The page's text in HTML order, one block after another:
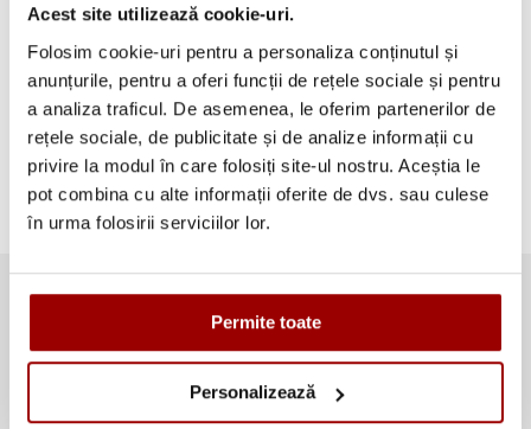
Acest site utilizează cookie-uri.
Folosim cookie-uri pentru a personaliza conținutul și
anunțurile, pentru a oferi funcții de rețele sociale și pentru
a analiza traficul. De asemenea, le oferim partenerilor de
rețele sociale, de publicitate și de analize informații cu
privire la modul în care folosiți site-ul nostru. Aceștia le
pot combina cu alte informații oferite de dvs. sau culese
în urma folosirii serviciilor lor.
Permite toate
Personalizează
Aplicatii textile(123)
Evenimente (66)
Broderii gratuite(103)
Abonează-te la newsletter și fii
mereu la curent cu noile produse și
oferte speciale!